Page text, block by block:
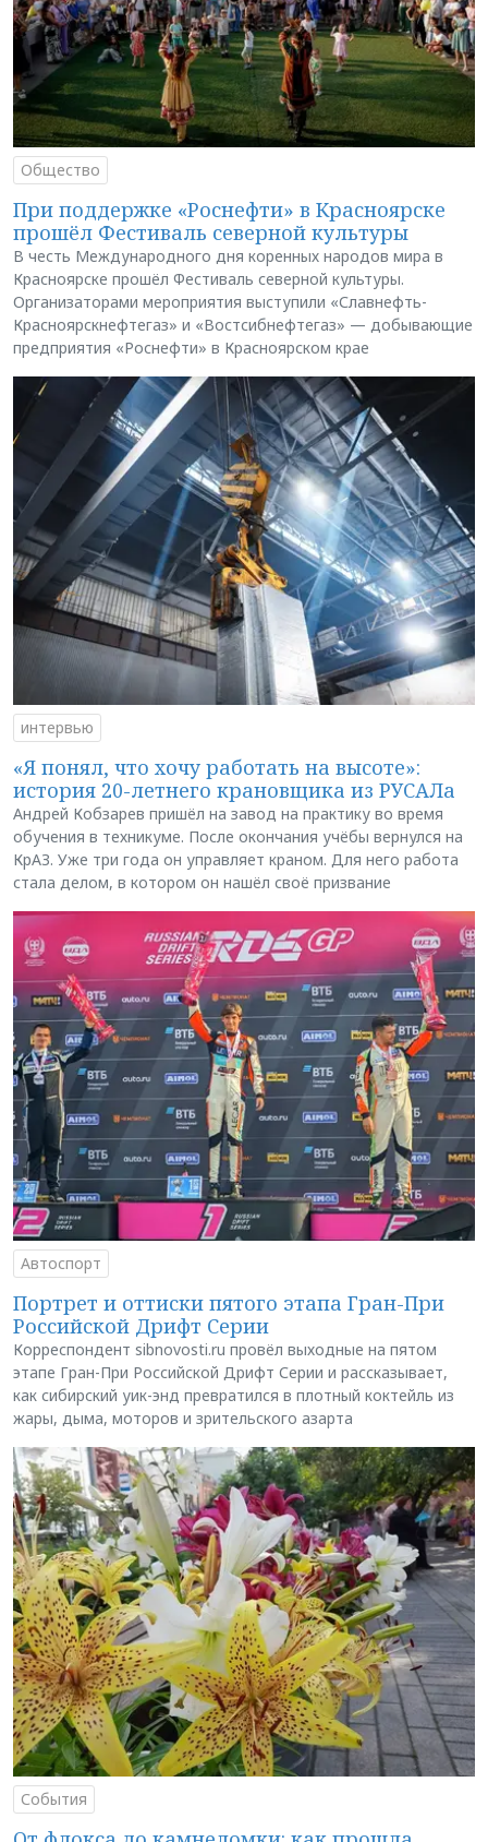
Общество
При поддержке «Роснефти» в Красноярске
прошёл Фестиваль северной культуры
В честь Международного дня коренных народов мира в
Красноярске прошёл Фестиваль северной культуры.
Организаторами мероприятия выступили «Славнефть-
Красноярскнефтегаз» и «Востсибнефтегаз» — добывающие
предприятия «Роснефти» в Красноярском крае
интервью
«Я понял, что хочу работать на высоте»:
история 20-летнего крановщика из РУСАЛа
Андрей Кобзарев пришёл на завод на практику во время
обучения в техникуме. После окончания учёбы вернулся на
КрАЗ. Уже три года он управляет краном. Для него работа
стала делом, в котором он нашёл своё призвание
Автоспорт
Портрет и оттиски пятого этапа Гран-При
Российской Дрифт Серии
Корреспондент sibnovosti.ru провёл выходные на пятом
этапе Гран-При Российской Дрифт Серии и рассказывает,
как сибирский уик-энд превратился в плотный коктейль из
жары, дыма, моторов и зрительского азарта
События